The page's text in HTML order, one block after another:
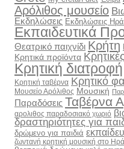
Αρόλιθος μουσείο
Εκδηλώσεις Εκδηλώσεις
Εκπαιδευτικά
Θεατρικό παιχνίδι Κρήτη
Κρητικά προϊόντα
Κρητική διατροφή
Κρητική ταβέρνα Κρητικό
Μουσείο Αρόλιθος Μουσική
Παραδόσεις Ταβέρνα
αρολιθος παραδοσιακό χωριό
δραστηριότητες για
δρώμενο για παιδιά
ζωντανή κρητική μουσική στο